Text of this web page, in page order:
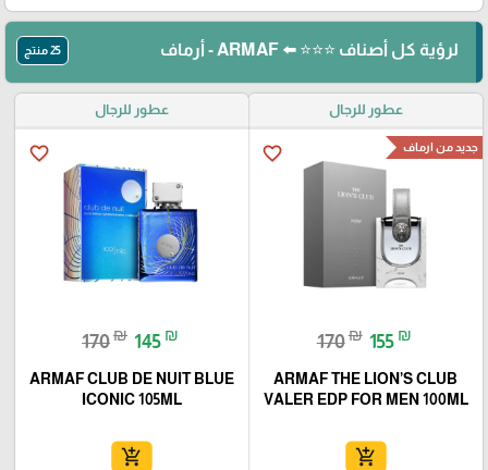
لرؤية كل أصناف ⭐⭐⭐ ⬅️ ARMAF - أرماف 25 منتج
عطور للرجال
favorite_border جديد من ارماف
170₪ 155 ₪
ARMAF THE LION’S CLUB
VALER EDP FOR MEN 100ML
add_shopping_cart
عطور للرجال
favorite_border
170₪ 145 ₪
ARMAF CLUB DE NUIT BLUE
ICONIC 105ML
add_shopping_cart